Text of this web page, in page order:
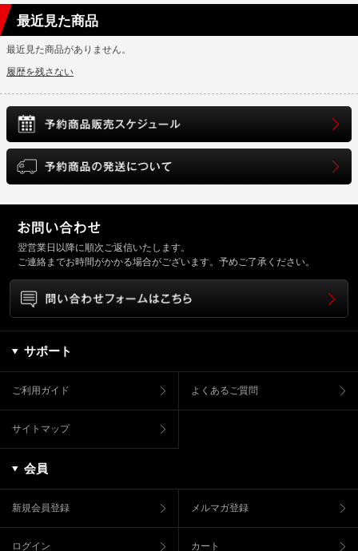
最近見た商品
最近見た商品がありません。
履歴を残さない
翌営業日以降に順次ご返信いたします。
ご連絡までお時間がかかる場合がございます。予めご了承ください。
サポート
ご利用ガイド よくあるご質問
サイトマップ
会員
新規会員登録 メルマガ登録
ログイン カート